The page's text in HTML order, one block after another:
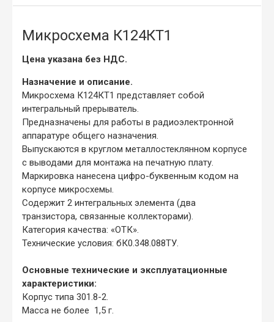
Микросхема К124КТ1
Цена указана без НДС.
Назначение и описание.
Микросхема К124КТ1 представляет собой
интегральный прерыватель.
Предназначены для работы в радиоэлектронной
аппаратуре общего назначения.
Выпускаются в круглом металлостеклянном корпусе
с выводами для монтажа на печатную плату.
Маркировка нанесена цифро-буквенным кодом на
корпусе микросхемы.
Содержит 2 интегральных элемента (два
транзистора, связанные коллекторами).
Категория качества: «ОТК».
Технические условия: бК0.348.088ТУ.
Основные технические и эксплуатационные
характеристики:
Корпус типа 301.8-2.
Масса не более 1,5 г.